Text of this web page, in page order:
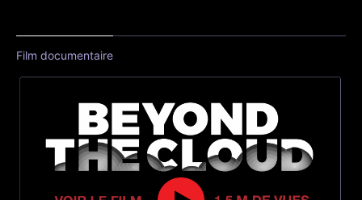
Film documentaire